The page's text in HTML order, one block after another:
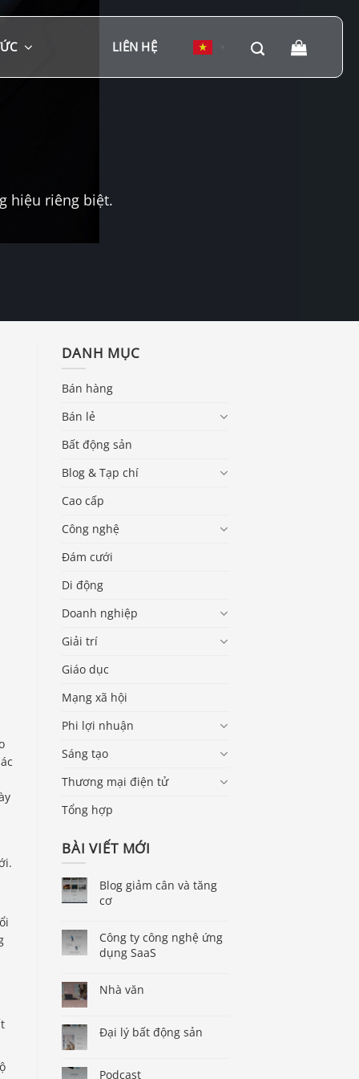
LIÊN HỆ
hiệu riêng biệt.
DANH MỤC
Bán hàng
Bán lẻ
Bất động sản
Blog & Tạp chí
Cao cấp
Công nghệ
Đám cưới
Di động
Doanh nghiệp
Giải trí
Giáo dục
Mạng xã hội
Phi lợi nhuận
Sáng tạo
Thương mại điện tử
Tổng hợp
BÀI VIẾT MỚI
Blog giảm cân và tăng
cơ
Công ty công nghệ ứng
dụng SaaS
Nhà văn
Đại lý bất động sản
Podcast